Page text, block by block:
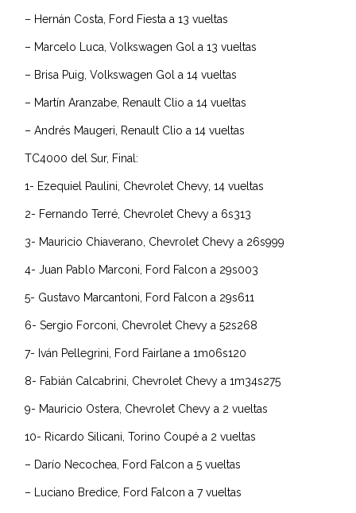
– Hernán Costa, Ford Fiesta a 13 vueltas
– Marcelo Luca, Volkswagen Gol a 13 vueltas
– Brisa Puig, Volkswagen Gol a 14 vueltas
– Martín Aranzabe, Renault Clio a 14 vueltas
– Andrés Maugeri, Renault Clio a 14 vueltas
TC4000 del Sur, Final:
1- Ezequiel Paulini, Chevrolet Chevy, 14 vueltas
2- Fernando Terré, Chevrolet Chevy a 6s313
3- Mauricio Chiaverano, Chevrolet Chevy a 26s999
4- Juan Pablo Marconi, Ford Falcon a 29s003
5- Gustavo Marcantoni, Ford Falcon a 29s611
6- Sergio Forconi, Chevrolet Chevy a 52s268
7- Iván Pellegrini, Ford Fairlane a 1m06s120
8- Fabián Calcabrini, Chevrolet Chevy a 1m34s275
9- Mauricio Ostera, Chevrolet Chevy a 2 vueltas
10- Ricardo Silicani, Torino Coupé a 2 vueltas
– Darío Necochea, Ford Falcon a 5 vueltas
– Luciano Bredice, Ford Falcon a 7 vueltas